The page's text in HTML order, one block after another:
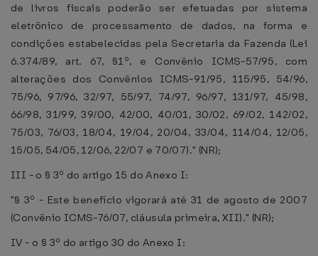
de livros fiscais poderão ser efetuadas por sistema
eletrônico de processamento de dados, na forma e
condições estabelecidas pela Secretaria da Fazenda (Lei
6.374/89, art. 67, §1º, e Convênio ICMS-57/95, com
alterações dos Convênios ICMS-91/95, 115/95, 54/96,
75/96, 97/96, 32/97, 55/97, 74/97, 96/97, 131/97, 45/98,
66/98, 31/99, 39/00, 42/00, 40/01, 30/02, 69/02, 142/02,
75/03, 76/03, 18/04, 19/04, 20/04, 33/04, 114/04, 12/05,
15/05, 54/05, 12/06, 22/07 e 70/07)." (NR);
III - o § 3º do artigo 15 do Anexo I:
"§ 3º - Este benefício vigorará até 31 de agosto de 2007
(Convênio ICMS-76/07, cláusula primeira, XII)." (NR);
IV - o § 3º do artigo 30 do Anexo I: